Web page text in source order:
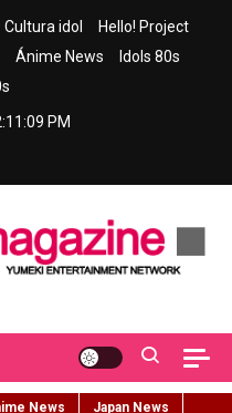
Cultura idol
Hello! Project
Ánime News
Idols 80s
PM
News
Japan News